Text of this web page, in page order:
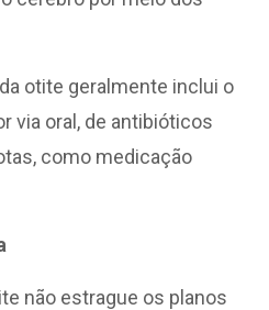
otite geralmente inclui o
via oral, de antibióticos
como medicação
não estrague os planos